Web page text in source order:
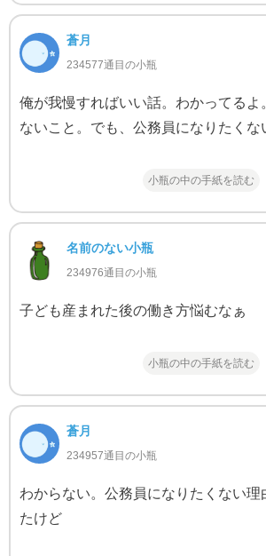
蒼月
234577通目の小瓶
俺が我慢すればいい話。わかってるよ
ないこと。でも、公務員になりたくな
小瓶の中の手紙を読む
名前のない小瓶
234976通目の小瓶
子ども産まれた後の働き方悩むなぁ
小瓶の中の手紙を読む
蒼月
234957通目の小瓶
わからない。公務員になりたくない理
たけど